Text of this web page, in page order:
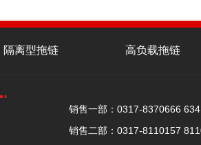
隔离型拖链 高负载拖链
销售一部：0317-8370666
销售二部：0317-8110157